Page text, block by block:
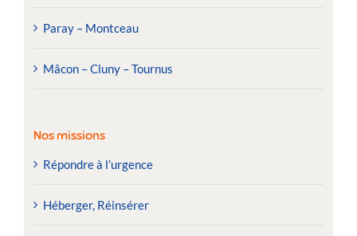
Paray – Montceau
Mâcon – Cluny – Tournus
Nos missions
Répondre à l’urgence
Héberger, Réinsérer